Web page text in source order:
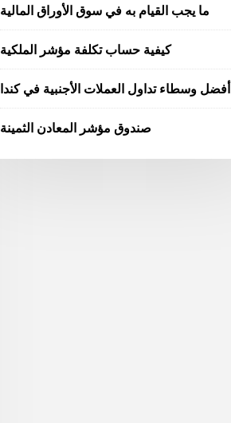
ما يجب القيام به في سوق الأوراق المالية
كيفية حساب تكلفة مؤشر الملكية
أفضل وسطاء تداول العملات الأجنبية في كندا
صندوق مؤشر المعادن الثمينة